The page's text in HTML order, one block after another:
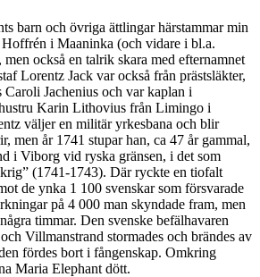
barn och övriga ättlingar härstammar min
i Maaninka (och vidare i bl.a.
också en talrik skara med efternamnet
Lorentz Jack var också från prästsläkter,
Caroli Jachenius och var kaplan i
Karin Lithovius från Limingo i
väljer en militär yrkesbana och blir
men år 1741 stupar han, ca 47 år gammal,
i Viborg vid ryska gränsen, i det som
(1741-1743). Där ryckte en tiofalt
de ynka 1 100 svenskar som försvarade
på 4 000 man skyndade fram, men
timmar. Den svenske befälhavaren
Villmanstrand stormades och brändes av
fördes bort i fångenskap. Omkring
Maria Elephant dött.